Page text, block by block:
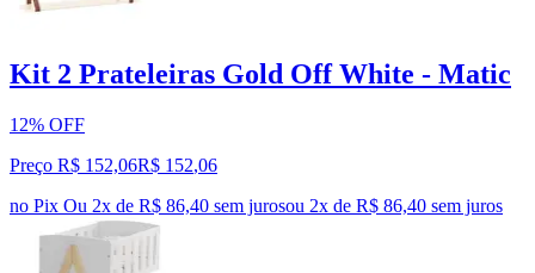
Kit 2 Prateleiras Gold Off White - Matic
12% OFF
Preço R$ 152,06R$ 152,06
no Pix Ou 2x de R$ 86,40 sem jurosou 2x de R$ 86,40 sem juros